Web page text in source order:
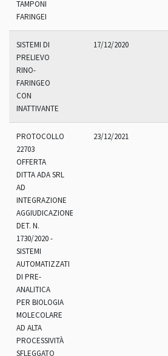
TAMPONI
FARINGEI
SISTEMI DI
PRELIEVO
RINO-
FARINGEO
CON
INATTIVANTE
17/12/2020
PROTOCOLLO
22703
OFFERTA
DITTA ADA SRL
AD
INTEGRAZIONE
AGGIUDICAZIONE
DET. N.
1730/2020 -
SISTEMI
AUTOMATIZZATI
DI PRE-
ANALITICA
PER BIOLOGIA
MOLECOLARE
AD ALTA
PROCESSIVITÀ
SFLEGGATO
23/12/2021